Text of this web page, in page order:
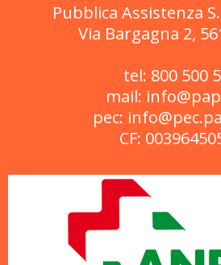
Pubblica Assistenza
Via Bargagna 2,
tel: 800 500
mail:
pec:
CF: